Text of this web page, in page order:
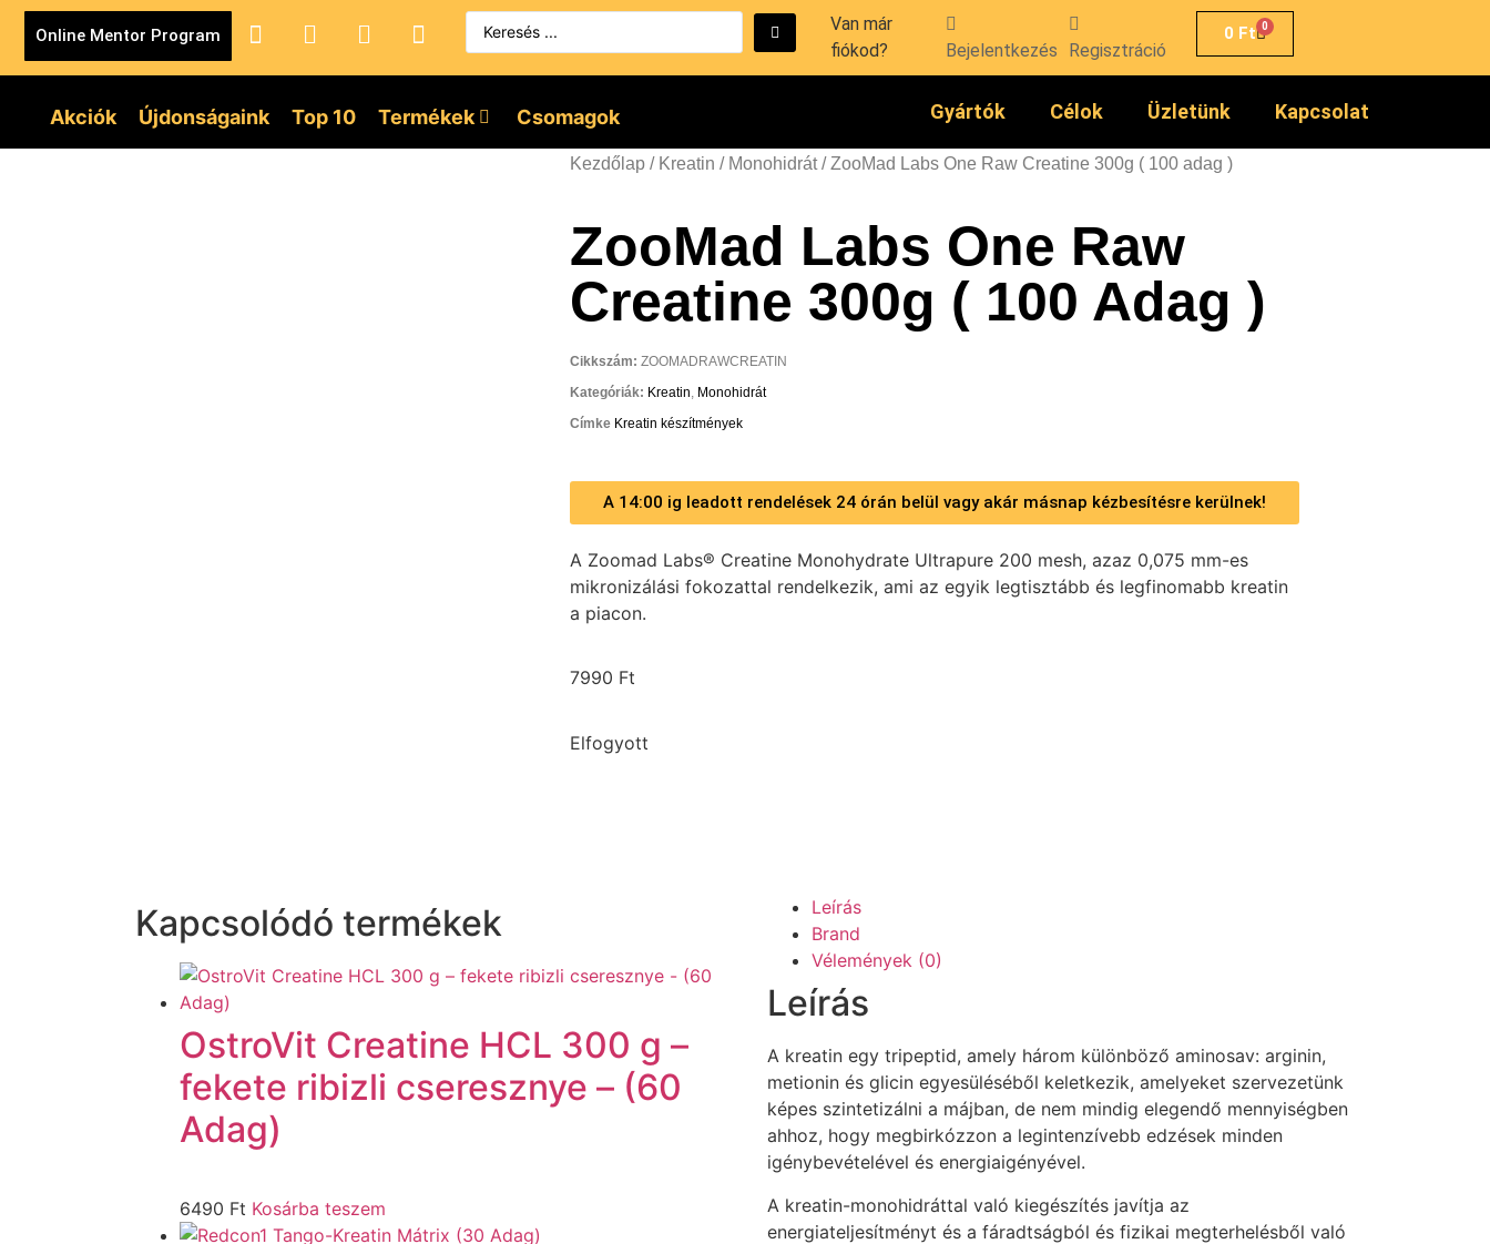
Online Mentor Program
Van már
fiókod?
Bejelentkezés Regisztráció
0 Ft 0
Akciók Újdonságaink Top 10 Termékek Csomagok Gyártók Célok Üzletünk Kapcsolat
Kezdőlap / Kreatin / Monohidrát/ ZooMad Labs One Raw Creatine 300g ( 100 adag )
ZooMad Labs One Raw
Creatine 300g ( 100 Adag )
Cikkszám: ZOOMADRAWCREATIN
Kategóriák: Kreatin, Monohidrát
Címke Kreatin készítmények
A 14:00 ig leadott rendelések 24 órán belül vagy akár másnap kézbesítésre kerülnek!
A Zoomad Labs® Creatine Monohydrate Ultrapure 200 mesh, azaz 0,075 mm-es
mikronizálási fokozattal rendelkezik, ami az egyik legtisztább és legfinomabb kreatin
a piacon.
7990 Ft
Elfogyott
Kapcsolódó termékek
OstroVit Creatine HCL 300 g –
fekete ribizli cseresznye – (60
Adag)
6490 Ft Kosárba teszem
Leírás
Brand
Vélemények (0)
Leírás
A kreatin egy tripeptid, amely három különböző aminosav: arginin,
metionin és glicin egyesüléséből keletkezik, amelyeket szervezetünk
képes szintetizálni a májban, de nem mindig elegendő mennyiségben
ahhoz, hogy megbirkózzon a legintenzívebb edzések minden
igénybevételével és energiaigényével.
A kreatin-monohidráttal való kiegészítés javítja az
energiateljesítményt és a fáradtságból és fizikai megterhelésből való